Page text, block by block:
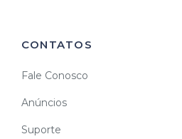
CONTATOS
Fale Conosco
Anúncios
Suporte